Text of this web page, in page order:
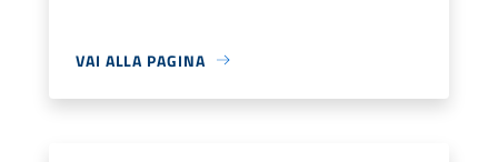
VAI ALLA PAGINA